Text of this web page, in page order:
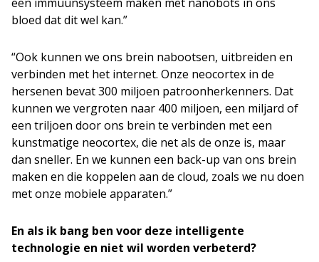
bloed dat dit wel kan.”
“Ook kunnen we ons brein nabootsen, uitbreiden en
verbinden met het internet. Onze neocortex in de
hersenen bevat 300 miljoen patroonherkenners. Dat
kunnen we vergroten naar 400 miljoen, een miljard of
een triljoen door ons brein te verbinden met een
kunstmatige neocortex, die net als de onze is, maar
dan sneller. En we kunnen een back-up van ons brein
maken en die koppelen aan de cloud, zoals we nu doen
met onze mobiele apparaten.”
En als ik bang ben voor deze intelligente
technologie en niet wil worden verbeterd?